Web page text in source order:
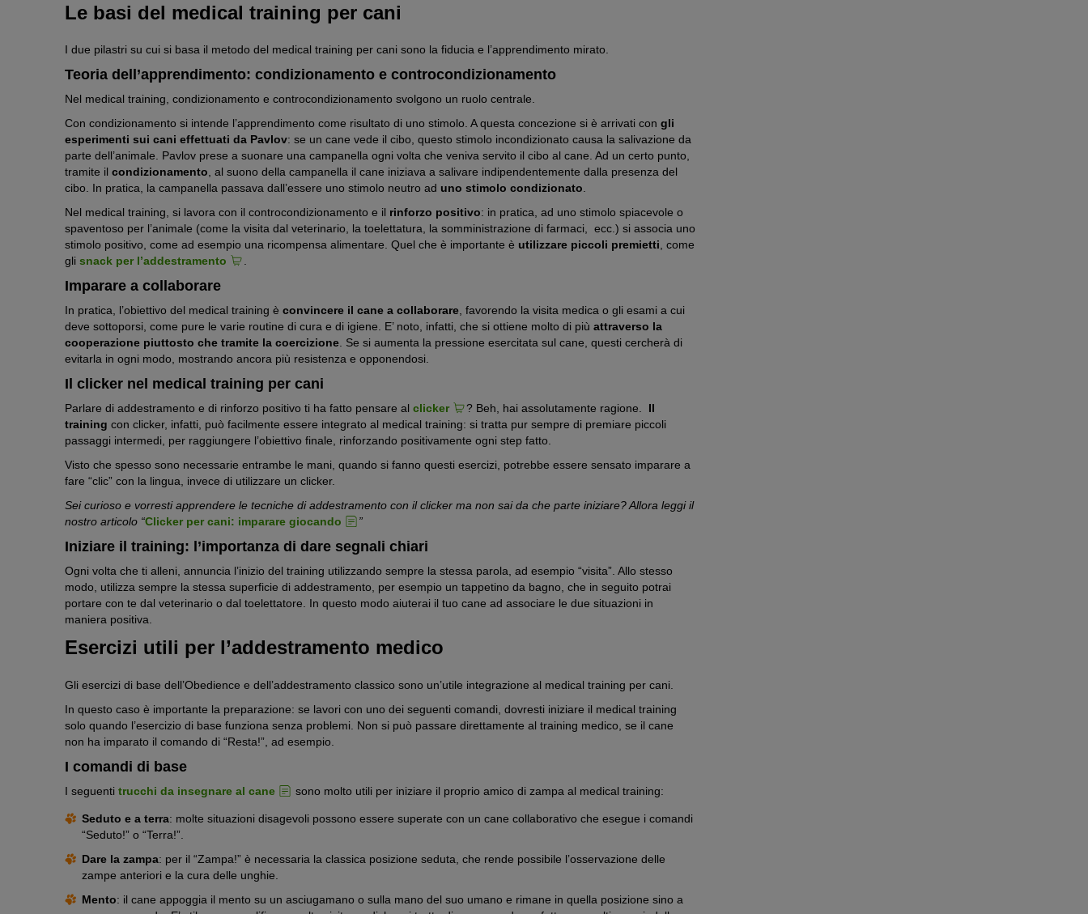
Le basi del medical training per cani
I due pilastri su cui si basa il metodo del medical training per cani sono la fiducia e l’apprendimento mirato.
Teoria dell’apprendimento: condizionamento e controcondizionamento
Nel medical training, condizionamento e controcondizionamento svolgono un ruolo centrale.
Con condizionamento si intende l’apprendimento come risultato di uno stimolo. A questa concezione si è arrivati con gli
esperimenti sui cani effettuati da Pavlov: se un cane vede il cibo, questo stimolo incondizionato causa la salivazione da
parte dell’animale. Pavlov prese a suonare una campanella ogni volta che veniva servito il cibo al cane. Ad un certo punto,
tramite il condizionamento, al suono della campanella il cane iniziava a salivare indipendentemente dalla presenza del
cibo. In pratica, la campanella passava dall’essere uno stimolo neutro ad uno stimolo condizionato.
Nel medical training, si lavora con il controcondizionamento e il rinforzo positivo: in pratica, ad uno stimolo spiacevole o
spaventoso per l’animale (come la visita dal veterinario, la toelettatura, la somministrazione di farmaci, ecc.) si associa uno
stimolo positivo, come ad esempio una ricompensa alimentare. Quel che è importante è utilizzare piccoli premietti, come
gli snack per l’addestramento .
Imparare a collaborare
In pratica, l’obiettivo del medical training è convincere il cane a collaborare, favorendo la visita medica o gli esami a cui
deve sottoporsi, come pure le varie routine di cura e di igiene. E’ noto, infatti, che si ottiene molto di più attraverso la
cooperazione piuttosto che tramite la coercizione. Se si aumenta la pressione esercitata sul cane, questi cercherà di
evitarla in ogni modo, mostrando ancora più resistenza e opponendosi.
Il clicker nel medical training per cani
Parlare di addestramento e di rinforzo positivo ti ha fatto pensare al clicker ? Beh, hai assolutamente ragione. Il
training con clicker, infatti, può facilmente essere integrato al medical training: si tratta pur sempre di premiare piccoli
passaggi intermedi, per raggiungere l’obiettivo finale, rinforzando positivamente ogni step fatto.
Visto che spesso sono necessarie entrambe le mani, quando si fanno questi esercizi, potrebbe essere sensato imparare a
fare “clic” con la lingua, invece di utilizzare un clicker.
Sei curioso e vorresti apprendere le tecniche di addestramento con il clicker ma non sai da che parte iniziare? Allora leggi il
nostro articolo “Clicker per cani: imparare giocando ”
Iniziare il training: l’importanza di dare segnali chiari
Ogni volta che ti alleni, annuncia l’inizio del training utilizzando sempre la stessa parola, ad esempio “visita”. Allo stesso
modo, utilizza sempre la stessa superficie di addestramento, per esempio un tappetino da bagno, che in seguito potrai
portare con te dal veterinario o dal toelettatore. In questo modo aiuterai il tuo cane ad associare le due situazioni in
maniera positiva.
Esercizi utili per l’addestramento medico
Gli esercizi di base dell’Obedience e dell’addestramento classico sono un’utile integrazione al medical training per cani.
In questo caso è importante la preparazione: se lavori con uno dei seguenti comandi, dovresti iniziare il medical training
solo quando l’esercizio di base funziona senza problemi. Non si può passare direttamente al training medico, se il cane
non ha imparato il comando di “Resta!”, ad esempio.
I comandi di base
I seguenti trucchi da insegnare al cane sono molto utili per iniziare il proprio amico di zampa al medical training:
Seduto e a terra: molte situazioni disagevoli possono essere superate con un cane collaborativo che esegue i comandi
“Seduto!” o “Terra!”.
Dare la zampa: per il “Zampa!” è necessaria la classica posizione seduta, che rende possibile l’osservazione delle
zampe anteriori e la cura delle unghie.
Mento: il cane appoggia il mento su un asciugamano o sulla mano del suo umano e rimane in quella posizione sino a